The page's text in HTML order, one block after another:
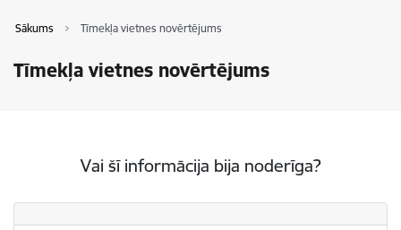
Sākums Tīmekļa vietnes novērtējums
Tīmekļa vietnes novērtējums
Vai šī informācija bija noderīga?
Vai šī informācija bija noderīga?